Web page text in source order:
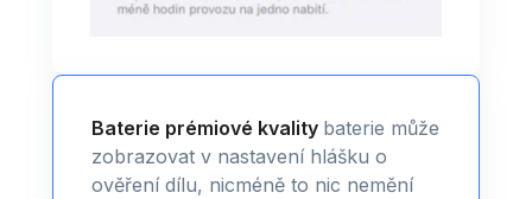
Baterie prémiové kvality baterie může
zobrazovat v nastavení hlášku o
ověření dílu, nicméně to nic nemění